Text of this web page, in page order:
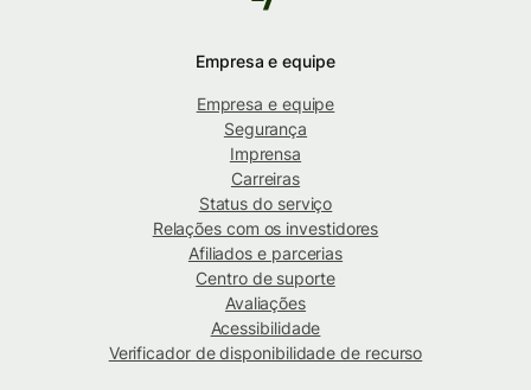
Empresa e equipe
Empresa e equipe
Segurança
Imprensa
Carreiras
Status do serviço
Relações com os investidores
Afiliados e parcerias
Centro de suporte
Avaliações
Acessibilidade
Verificador de disponibilidade de recurso